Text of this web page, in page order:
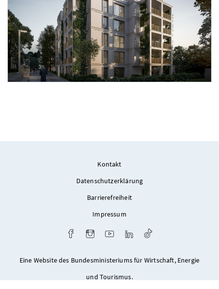
Foto 2: ZOOM VP.AT
Kontakt
Datenschutzerklärung
Barrierefreiheit
Impressum
FacebookInstagramYoutube LinkedIn
Eine Website des Bundesministeriums für Wirtschaft, Energie
und Tourismus.